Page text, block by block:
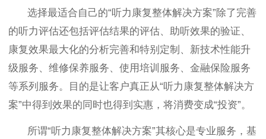
选择最适合自己的“听力康复整体解决方案”除了完善
的听力评估还包括评估结果的评估、助听效果的验证、
康复效果最大化的分析完善和特别定制、新技术性能升
级服务、维修保养服务、使用培训服务、金融保险服务
等系列服务。目的是让客户真正从“听力康复整体解决方
案”中得到效果的同时也得到实惠，将消费变成“投资”。
所谓“听力康复整体解决方案”其核心是专业服务，基